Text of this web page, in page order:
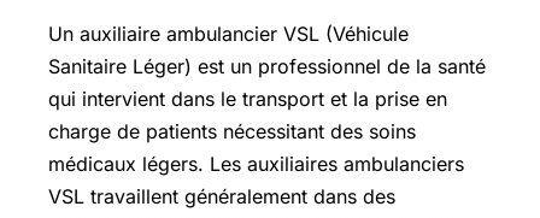
Un auxiliaire ambulancier VSL (Véhicule
Sanitaire Léger) est un professionnel de la santé
qui intervient dans le transport et la prise en
charge de patients nécessitant des soins
médicaux légers. Les auxiliaires ambulanciers
VSL travaillent généralement dans des